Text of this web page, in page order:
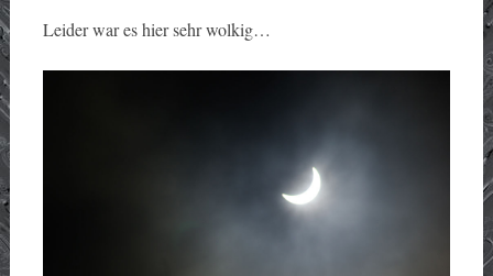
Leider war es hier sehr wolkig…